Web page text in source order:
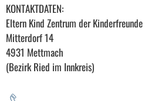
KONTAKTDATEN:
Eltern Kind Zentrum der Kinderfreunde
Mitterdorf 14
4931 Mettmach
(Bezirk Ried im Innkreis)